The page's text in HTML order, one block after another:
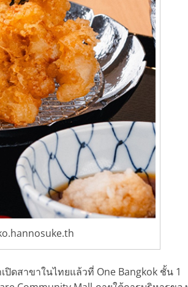
ปิดสาขาในไทยแล้วที่ One Bangkok ชั้น 1